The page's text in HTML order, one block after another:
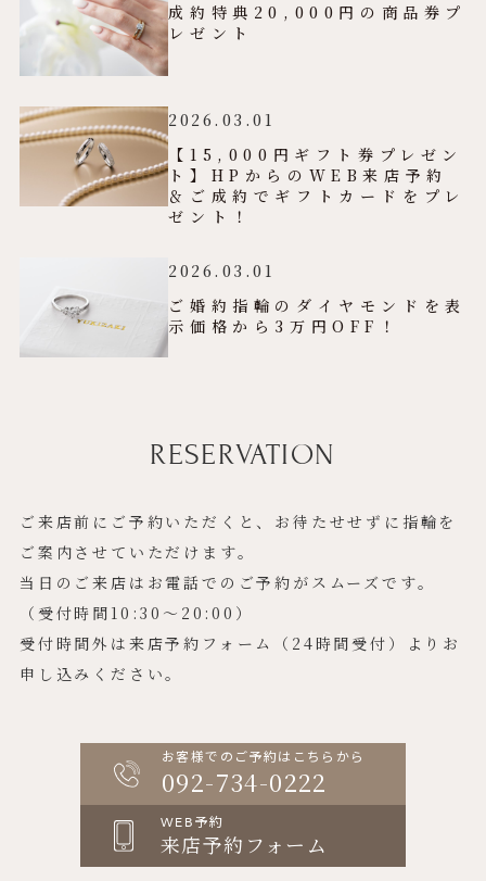
成約特典20,000円の商品券プ
レゼント
2026.03.01
【15,000円ギフト券プレゼン
ト】HPからのWEB来店予約
＆ご成約でギフトカードをプレ
ゼント！
2026.03.01
ご婚約指輪のダイヤモンドを表
示価格から3万円OFF！
RESERVATION
ご来店前にご予約いただくと、お待たせせずに指輪を
ご案内させていただけます。
当日のご来店はお電話でのご予約がスムーズです。
（受付時間10:30〜20:00）
受付時間外は来店予約フォーム（24時間受付）よりお
申し込みください。
お客様でのご予約はこちらから
092-734-0222
WEB予約
来店予約フォーム